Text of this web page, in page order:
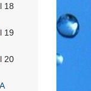
18
19
20